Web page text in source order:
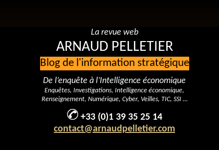
La revue web
ARNAUD PELLETIER
Blog de l'information stratégique
De l’enquête à l’Intelligence économique
Enquêtes, Investigations, Intelligence économique,
Renseignement, Numérique, Cyber, Veilles, TIC, SSI …
+33 (0)1 39 35 25 14
contact@arnaudpelletier.com